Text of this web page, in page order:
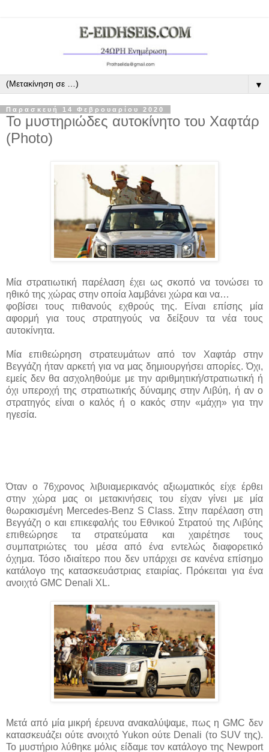
▼
Παρασκευή 14 Φεβρουαρίου 2020
Το μυστηριώδες αυτοκίνητο του Χαφτάρ
(Photo)
Μία στρατιωτική παρέλαση έχει ως σκοπό να τονώσει το
ηθικό της χώρας στην οποία λαμβάνει χώρα και να…
φοβίσει τους πιθανούς εχθρούς της. Είναι επίσης μία
αφορμή για τους στρατηγούς να δείξουν τα νέα τους
αυτοκίνητα.
Μία επιθεώρηση στρατευμάτων από τον Χαφτάρ στην
Βεγγάζη ήταν αρκετή για να μας δημιουργήσει απορίες. Όχι,
εμείς δεν θα ασχοληθούμε με την αριθμητική/στρατιωτική ή
όχι υπεροχή της στρατιωτικής δύναμης στην Λιβύη, ή αν ο
στρατηγός είναι ο καλός ή ο κακός στην «μάχη» για την
ηγεσία.
Όταν ο 76χρονος λιβυιαμερικανός αξιωματικός είχε έρθει
στην χώρα μας οι μετακινήσεις του είχαν γίνει με μία
θωρακισμένη Mercedes-Benz S Class. Στην παρέλαση στη
Βεγγάζη ο και επικεφαλής του Εθνικού Στρατού της Λιβύης
επιθεώρησε τα στρατεύματα και χαιρέτησε τους
συμπατριώτες του μέσα από ένα εντελώς διαφορετικό
όχημα. Τόσο ιδιαίτερο που δεν υπάρχει σε κανένα επίσημο
κατάλογο της κατασκευάστριας εταιρίας. Πρόκειται για ένα
ανοιχτό GMC Denali XL.
Μετά από μία μικρή έρευνα ανακαλύψαμε, πως η GMC δεν
κατασκευάζει ούτε ανοιχτό Yukon ούτε Denali (το SUV της).
Το μυστήριο λύθηκε μόλις είδαμε τον κατάλογο της Newport